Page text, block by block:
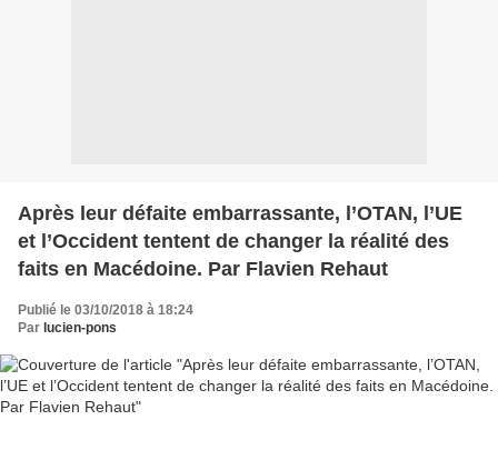
Après leur défaite embarrassante, l’OTAN, l’UE
et l’Occident tentent de changer la réalité des
faits en Macédoine. Par Flavien Rehaut
Publié le 03/10/2018 à 18:24
Par lucien-pons